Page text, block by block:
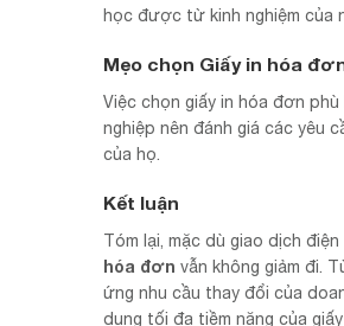
học được từ kinh nghiệm của
Mẹo chọn Giấy in hóa
Việc chọn giấy in hóa đơn
nghiệp nên đánh giá các yêu
của họ.
Kết luận
Tóm lại, mặc dù giao dịch
hóa đơn vẫn không giảm đi.
ứng nhu cầu thay đổi của
dụng tối đa tiềm năng của